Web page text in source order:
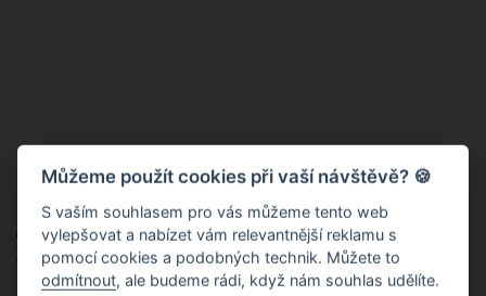
Před několika dny však nadešel poslední den, kdy matka
zveřejnila fotografii se svým milovaným synem. “
poslední fotka s Charliem. Jak dny plynou, jeho stav se stále
zhoršuje. Už vůbec nevypadá jako Charlie, je tak hubený, že vidím
a cítím každou jeho kostičku na jeho malém těle. Chci, aby si
Můžeme použít cookies při vaší návštěvě? 🍪
S vaším souhlasem pro vás můžeme tento web
vylepšovat a nabízet vám relevantnější reklamu s
pomocí cookies a podobných technik. Můžete to
odmítnout, ale budeme rádi, když nám souhlas udělíte.